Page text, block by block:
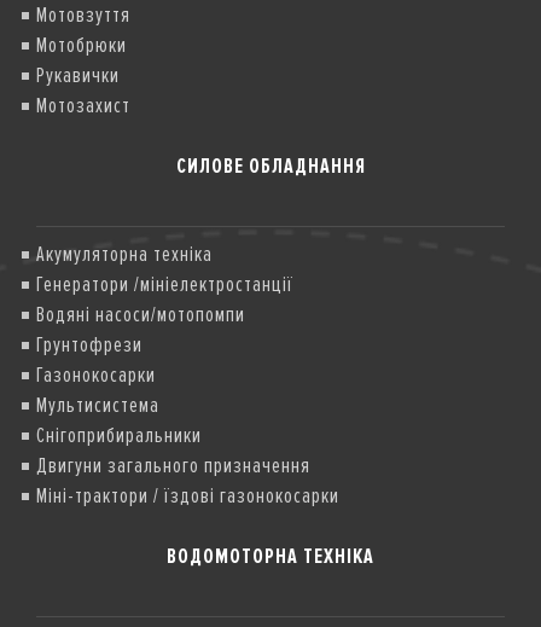
Мотовзуття
Мотобрюки
Рукавички
Мотозахист
СИЛОВЕ ОБЛАДНАННЯ
Акумуляторна техніка
Генератори /мініелектростанції
Водяні насоси/мотопомпи
Грунтофрези
Газонокосарки
Мультисистема
Снігоприбиральники
Двигуни загального призначення
Міні-трактори / їздові газонокосарки
ВОДОМОТОРНА ТЕХНІКА